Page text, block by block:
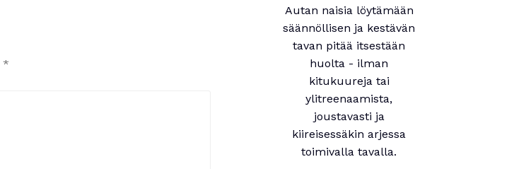
*
Autan naisia löytämään
säännöllisen ja kestävän
tavan pitää itsestään
huolta - ilman
kitukuureja tai
ylitreenaamista,
joustavasti ja
kiireisessäkin arjessa
toimivalla tavalla.